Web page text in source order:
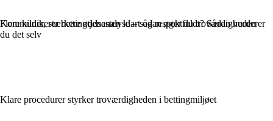
Flere kilder, stærkere oddsanalyse – sådan øger du troværdigheden
Klare procedurer styrker troværdigheden i bettingmiljøet
Kommunikerer bettingtjenesten klart og respektfuldt? Sådan vurderer
du det selv